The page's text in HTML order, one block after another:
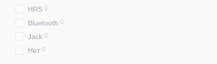
HRS 0
Bluetooth 0
Jack 0
Нет 0